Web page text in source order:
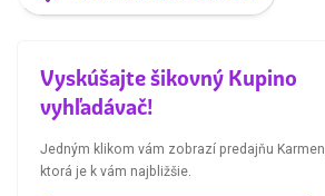
Vyskúšajte šikovný Kupino
vyhľadávač!
Jedným klikom vám zobrazí predajňu Karmen,
ktorá je k vám najbližšie.